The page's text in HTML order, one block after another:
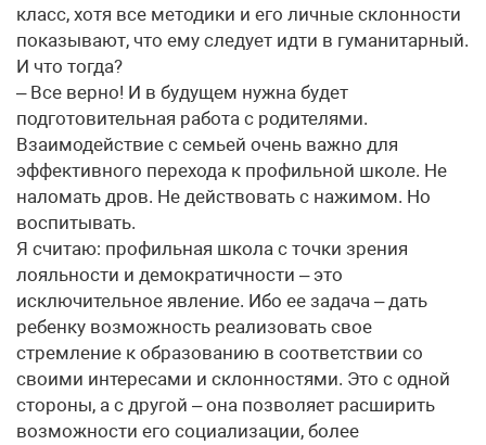
класс, хотя все методики и его личные склонности
показывают, что ему следует идти в гуманитарный.
И что тогда?
– Все верно! И в будущем нужна будет
подготовительная работа с родителями.
Взаимодействие с семьей очень важно для
эффективного перехода к профильной школе. Не
наломать дров. Не действовать с нажимом. Но
воспитывать.
Я считаю: профильная школа с точки зрения
лояльности и демократичности – это
исключительное явление. Ибо ее задача – дать
ребенку возможность реализовать свое
стремление к образованию в соответствии со
своими интересами и склонностями. Это с одной
стороны, а с другой – она позволяет расширить
возможности его социализации, более